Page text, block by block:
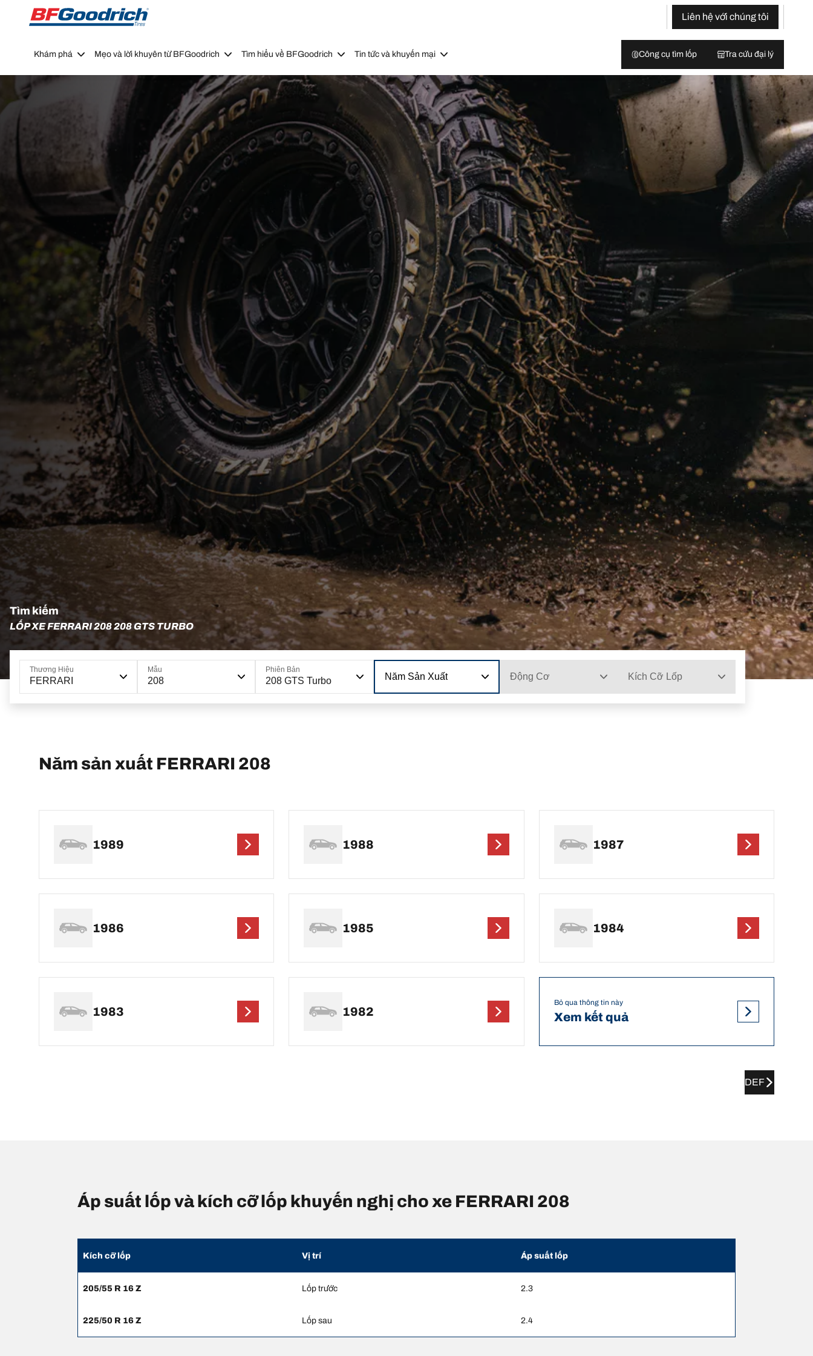
Go to page content
Go to page navigation
Liên hệ với chúng tôi
Khám phá Mẹo và lời khuyên từ BFGoodrich Tìm hiểu về BFGoodrich Tin tức và khuyến mại Công cụ tìm lốp Tra cứu đại lý
Tìm kiếm
LỐP XE FERRARI 208 208 GTS TURBO
Thương Hiệu
FERRARI
Mẫu
208
Phiên Bản
208 GTS Turbo Năm Sản Xuất Động Cơ Kích Cỡ Lốp
Năm sản xuất FERRARI 208
1989 1988 1987
1986 1985 1984
1983 1982
Bỏ qua thông tin này
Xem kết quả
DEF
Áp suất lốp và kích cỡ lốp khuyến nghị cho xe FERRARI 208
Kích cỡ lốp Vị trí Áp suất lốp
205/55 R 16 Z Lốp trước 2.3
225/50 R 16 Z Lốp sau 2.4